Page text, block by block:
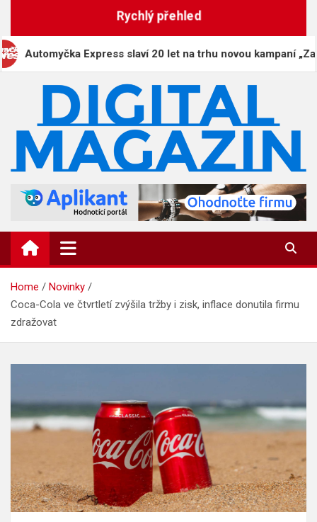
content
Rychlý přehled
Express slaví 20 let na trhu novou kampaní
DigitalMagazin.cz
Home
Novinky
Coca-Cola ve čtvrtletí zvýšila tržby i zisk, inflace donutila firmu
zdražovat